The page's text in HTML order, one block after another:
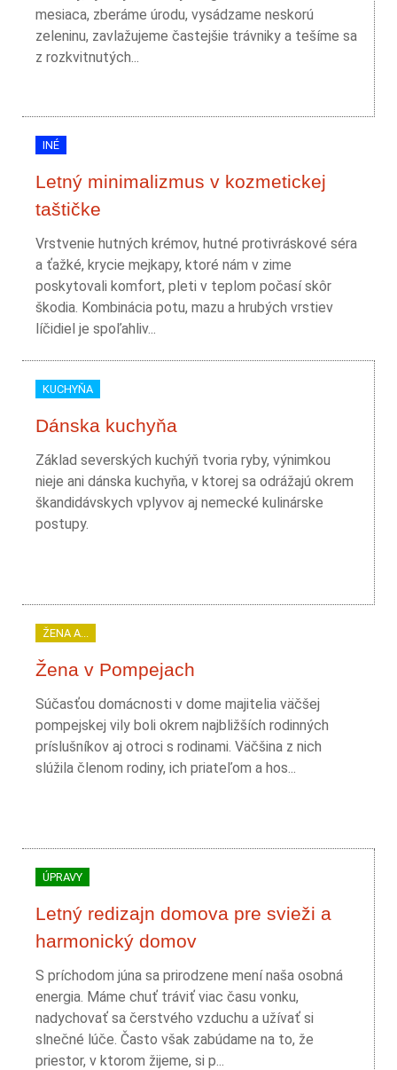
mesiaca, zberáme úrodu, vysádzame neskorú
zeleninu, zavlažujeme častejšie trávniky a tešíme sa
z rozkvitnutých...
INÉ
Letný minimalizmus v kozmetickej
taštičke
Vrstvenie hutných krémov, hutné protivráskové séra
a ťažké, krycie mejkapy, ktoré nám v zime
poskytovali komfort, pleti v teplom počasí skôr
škodia. Kombinácia potu, mazu a hrubých vrstiev
líčidiel je spoľahliv...
KUCHYŇA
Dánska kuchyňa
Základ severských kuchýň tvoria ryby, výnimkou
nieje ani dánska kuchyňa, v ktorej sa odrážajú okrem
škandidávskych vplyvov aj nemecké kulinárske
postupy.
ŽENA A...
Žena v Pompejach
Súčasťou domácnosti v dome majitelia väčšej
pompejskej vily boli okrem najbližších rodinných
príslušníkov aj otroci s rodinami. Väčšina z nich
slúžila členom rodiny, ich priateľom a hos...
ÚPRAVY
Letný redizajn domova pre svieži a
harmonický domov
S príchodom júna sa prirodzene mení naša osobná
energia. Máme chuť tráviť viac času vonku,
nadychovať sa čerstvého vzduchu a užívať si
slnečné lúče. Často však zabúdame na to, že
priestor, v ktorom žijeme, si p...